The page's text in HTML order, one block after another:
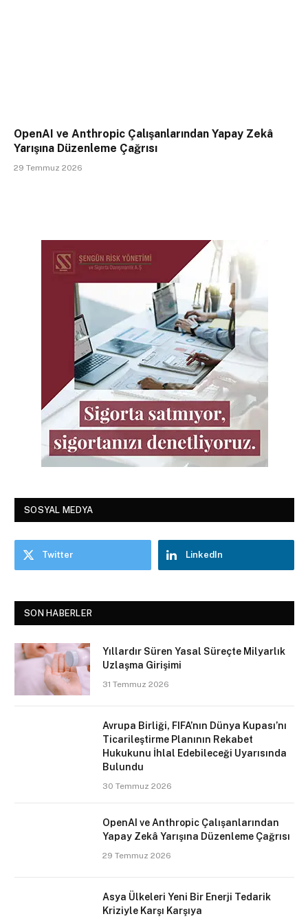
OpenAI ve Anthropic Çalışanlarından Yapay Zekâ
Yarışına Düzenleme Çağrısı
29 Temmuz 2026
SOSYAL MEDYA
Twitter LinkedIn
SON HABERLER
Yıllardır Süren Yasal Süreçte Milyarlık
Uzlaşma Girişimi
31 Temmuz 2026
Avrupa Birliği, FIFA’nın Dünya Kupası’nı
Ticarileştirme Planının Rekabet
Hukukunu İhlal Edebileceği Uyarısında
Bulundu
30 Temmuz 2026
OpenAI ve Anthropic Çalışanlarından
Yapay Zekâ Yarışına Düzenleme Çağrısı
29 Temmuz 2026
Asya Ülkeleri Yeni Bir Enerji Tedarik
Kriziyle Karşı Karşıya